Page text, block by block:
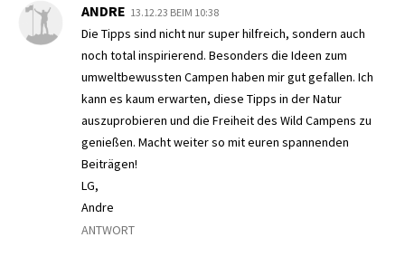
ANDRE 13.12.23 BEIM 10:38
Die Tipps sind nicht nur super hilfreich, sondern auch
noch total inspirierend. Besonders die Ideen zum
umweltbewussten Campen haben mir gut gefallen. Ich
kann es kaum erwarten, diese Tipps in der Natur
auszuprobieren und die Freiheit des Wild Campens zu
genießen. Macht weiter so mit euren spannenden
Beiträgen!
LG,
Andre
ANTWORT